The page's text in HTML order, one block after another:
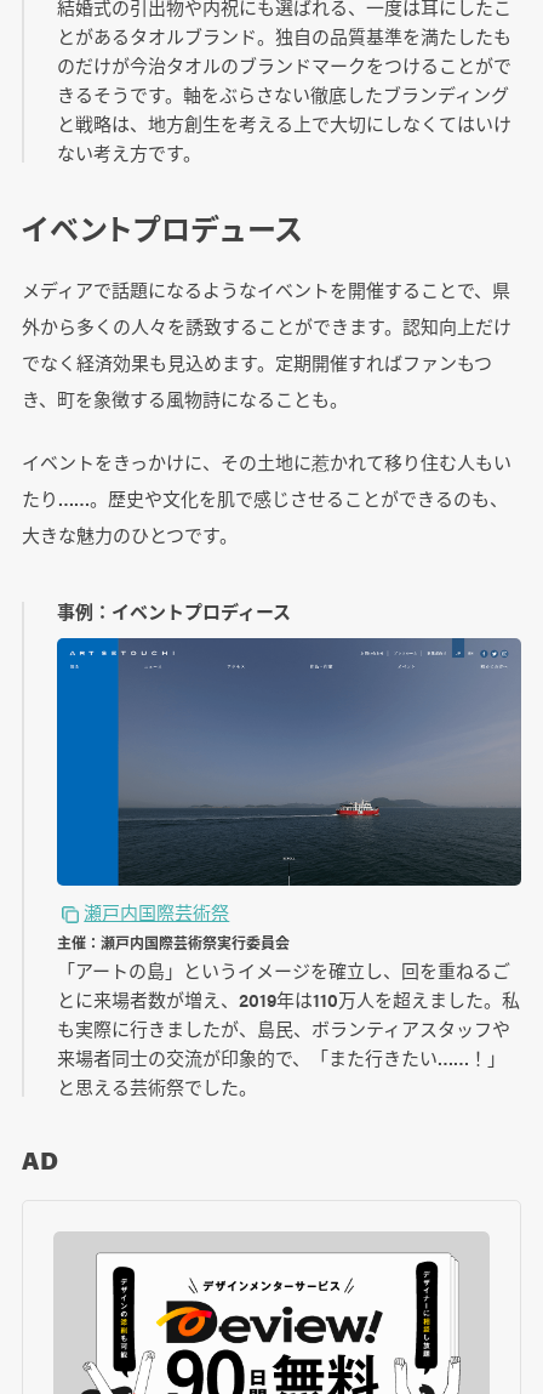
結婚式の引出物や内祝にも選ばれる、一度は耳にしたこ
とがあるタオルブランド。独自の品質基準を満たしたも
のだけが今治タオルのブランドマークをつけることがで
きるそうです。軸をぶらさない徹底したブランディング
と戦略は、地方創生を考える上で大切にしなくてはいけ
ない考え方です。
イベントプロデュース
メディアで話題になるようなイベントを開催することで、県
外から多くの人々を誘致することができます。認知向上だけ
でなく経済効果も見込めます。定期開催すればファンもつ
き、町を象徴する風物詩になることも。
イベントをきっかけに、その土地に惹かれて移り住む人もい
たり……。歴史や文化を肌で感じさせることができるのも、
大きな魅力のひとつです。
事例：イベントプロディース
瀬戸内国際芸術祭
主催：瀬戸内国際芸術祭実行委員会
「アートの島」というイメージを確立し、回を重ねるご
とに来場者数が増え、2019年は110万人を超えました。私
も実際に行きましたが、島民、ボランティアスタッフや
来場者同士の交流が印象的で、「また行きたい……！」
と思える芸術祭でした。
AD